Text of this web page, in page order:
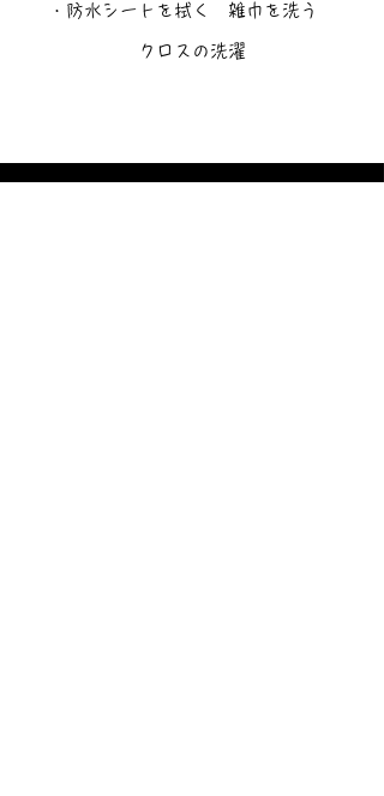
・防水シートを拭く 雑巾を洗う
クロスの洗濯